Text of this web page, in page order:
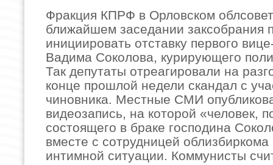
Фракция КПРФ в Орловском
ближайшем заседании заксобрания
инициировать отставку первого
Вадима Соколова, курирующего
Так депутаты отреагировали на
конце прошлой недели скандал с
чиновника. Местные СМИ
видеозапись, на которой «человек,
состоящего в браке господина
вместе с сотрудницей облизбиркома
интимной ситуации. Коммунисты